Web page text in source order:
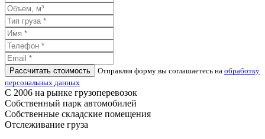
Рассчитать стоимость Отправляя форму вы соглашаетесь на обработку
персональных данных
С 2006 на рынке грузоперевозок
Собственный парк автомобилей
Собственные складские помещения
Отслеживание груза